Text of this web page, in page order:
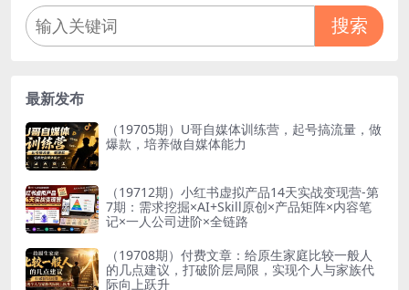
搜索
最新发布
（19705期）U哥自媒体训练营，起号搞流量，做
爆款，培养做自媒体能力
（19712期）小红书虚拟产品14天实战变现营-第
7期：需求挖掘×AI+Skill原创×产品矩阵×内容笔
记×一人公司进阶×全链路
（19708期）付费文章：给原生家庭比较一般人
的几点建议，打破阶层局限，实现个人与家族代
际向上跃升